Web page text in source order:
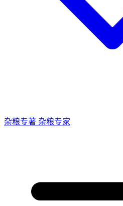
杂粮专著 杂粮专家